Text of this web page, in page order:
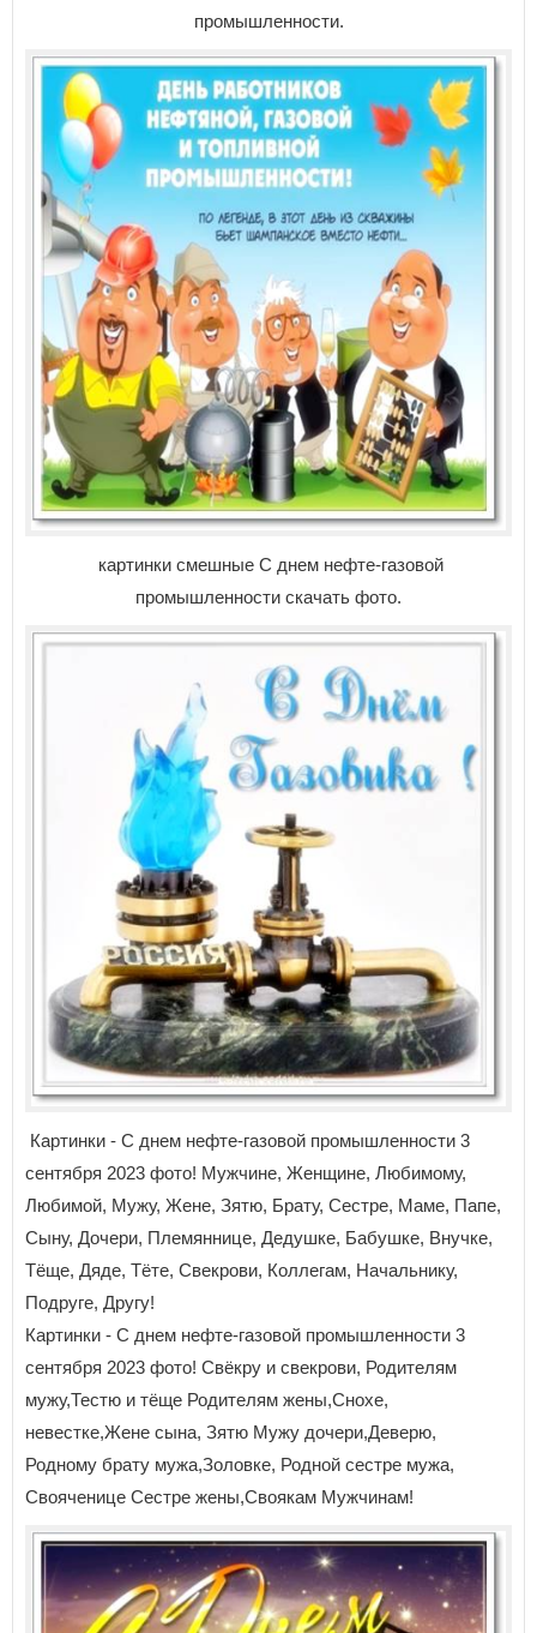
промышленности.
картинки смешные С днем нефте-газовой
промышленности скачать фото.
Картинки - С днем нефте-газовой промышленности 3
сентября 2023 фото! Мужчине, Женщине, Любимому,
Любимой, Мужу, Жене, Зятю, Брату, Сестре, Маме, Папе,
Сыну, Дочери, Племяннице, Дедушке, Бабушке, Внучке,
Тёще, Дяде, Тёте, Свекрови, Коллегам, Начальнику,
Подруге, Другу!
Картинки - С днем нефте-газовой промышленности 3
сентября 2023 фото! Свёкру и свекрови, Родителям
мужу,Тестю и тёще Родителям жены,Снохе,
невестке,Жене сына, Зятю Мужу дочери,Деверю,
Родному брату мужа,Золовке, Родной сестре мужа,
Свояченице Сестре жены,Своякам Мужчинам!